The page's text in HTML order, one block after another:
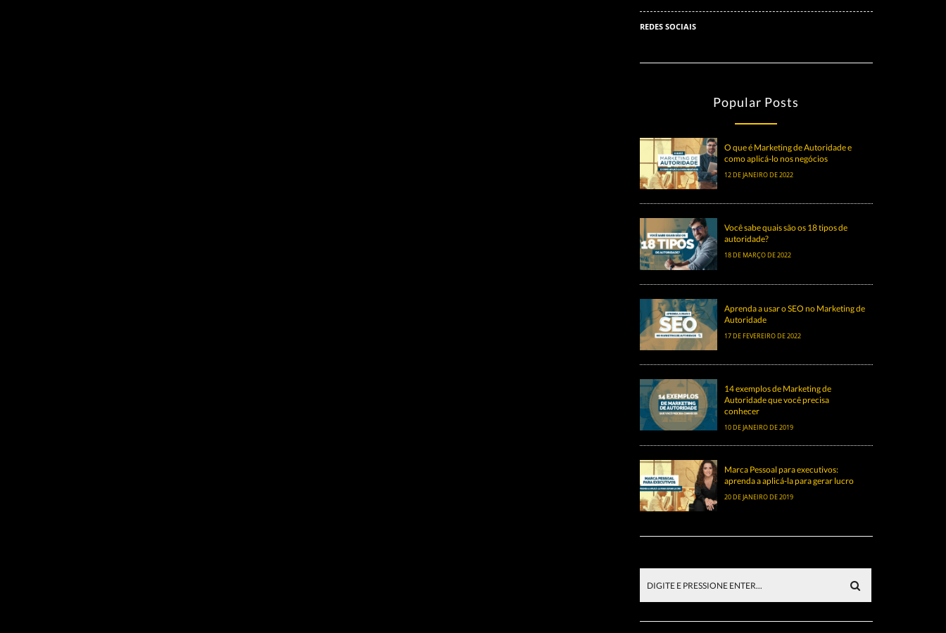
REDES SOCIAIS
Popular Posts
O que é Marketing de Autoridade e
como aplicá-lo nos negócios
12 DE JANEIRO DE 2022
Você sabe quais são os 18 tipos de
autoridade?
18 DE MARÇO DE 2022
Aprenda a usar o SEO no Marketing de
Autoridade
17 DE FEVEREIRO DE 2022
14 exemplos de Marketing de
Autoridade que você precisa
conhecer
10 DE JANEIRO DE 2019
Marca Pessoal para executivos:
aprenda a aplicá-la para gerar lucro
20 DE JANEIRO DE 2019